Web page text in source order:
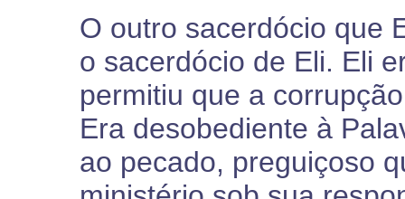
O outro sacerdócio que
o sacerdócio de Eli. Eli
permitiu que a
Era desobediente à
ao pecado, preguiçoso